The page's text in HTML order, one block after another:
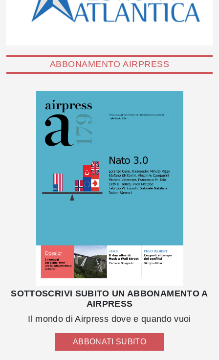
ABBONAMENTO AIRPRESS
SOTTOSCRIVI SUBITO UN ABBONAMENTO A
AIRPRESS
Il mondo di Airpress dove e quando vuoi
ABBONATI SUBITO